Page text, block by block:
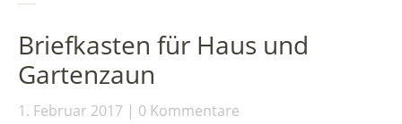
Briefkasten für Haus und
Gartenzaun
1. Februar 2017 0 Kommentare